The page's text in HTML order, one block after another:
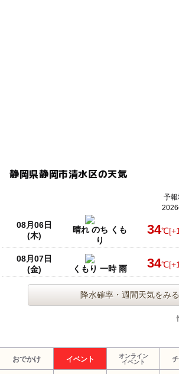
静岡県静岡市清水区の天気
予
08月06日
(木)
晴れ のち くも
り
34℃
08月07日
(金)
くもり 一時 雨 34℃
降水確率・週間天気をみる
おでかけ イベント
オンライン
イベント